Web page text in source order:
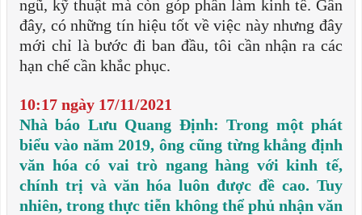
ngũ, kỹ thuật mà còn góp phần làm kinh tế. Gần
đây, có những tín hiệu tốt về việc này nhưng đây
mới chỉ là bước đi ban đầu, tôi cần nhận ra các
hạn chế cần khắc phục.
10:17 ngày 17/11/2021
Nhà báo Lưu Quang Định: Trong một phát
biểu vào năm 2019, ông cũng từng khẳng định
văn hóa có vai trò ngang hàng với kinh tế,
chính trị và văn hóa luôn được đề cao. Tuy
nhiên, trong thực tiễn không thể phủ nhận văn